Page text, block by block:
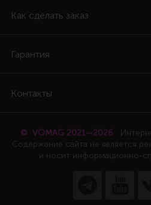
Как сделать заказ
Гарантия
Контакты
© VOMAG 2021—2026
Содержание сайта не является
и носит информационно-